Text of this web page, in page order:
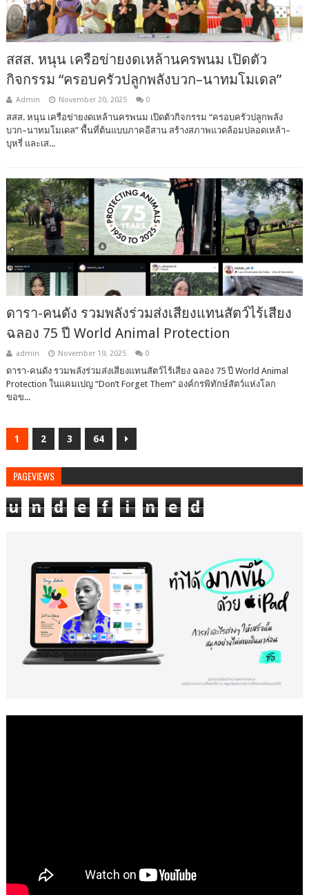
สสส. หนุน เครือข่ายงดเหล้านครพนม เปิดตัว
กิจกรรม “ครอบครัวปลูกพลังบวก–นาทมโมเดล”
Admin November 20, 2025 0
สสส. หนุน เครือข่ายงดเหล้านครพนม เปิดตัวกิจกรรม “ครอบครัวปลูกพลัง
บวก–นาทมโมเดล” พื้นที่ต้นแบบภาคอีสาน สร้างสภาพแวดล้อมปลอดเหล้า–
บุหรี่ และเส...
ดารา-คนดัง รวมพลังร่วมส่งเสียงแทนสัตว์ไร้เสียง
ฉลอง 75 ปี World Animal Protection
admin November 19, 2025 0
ดารา-คนดัง รวมพลังร่วมส่งเสียงแทนสัตว์ไร้เสียง ฉลอง 75 ปี World Animal
Protection ในแคมเปญ “Don’t Forget Them” องค์กรพิทักษ์สัตว์แห่งโลก
ขอข...
1 2 3 64
PAGEVIEWS
u n d e f i n e d